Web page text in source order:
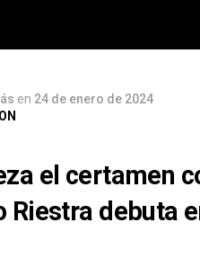
en 24 de enero de 2024
el certamen
Riestra debuta